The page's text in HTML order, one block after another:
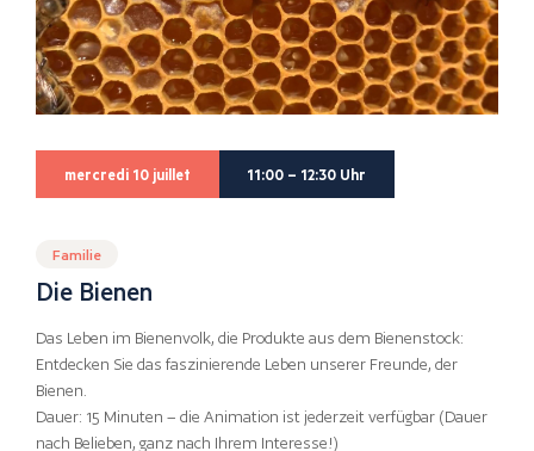
mercredi 10 juillet 11:00 – 12:30 Uhr
Familie
Die Bienen
Das Leben im Bienenvolk, die Produkte aus dem Bienenstock:
Entdecken Sie das faszinierende Leben unserer Freunde, der
Bienen.
Dauer: 15 Minuten – die Animation ist jederzeit verfügbar (Dauer
nach Belieben, ganz nach Ihrem Interesse!)